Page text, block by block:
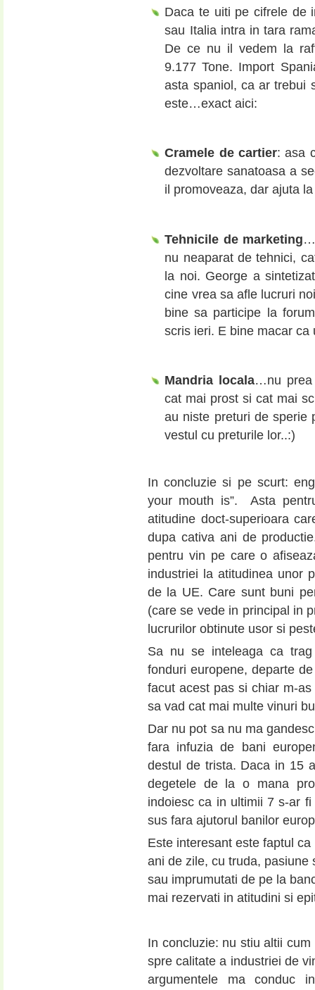
Daca te uiti pe cifrele de
sau Italia intra in tara
De ce nu il vedem la
9.177 Tone. Import
asta spaniol, ca ar trebui
este…exact aici:
Cramele de cartier: asa
dezvoltare sanatoasa a
il promoveaza, dar ajuta
Tehnicile de marketing
nu neaparat de tehnici,
la noi. George a
cine vrea sa afle lucruri
bine sa participe la
scris ieri. E bine macar
Mandria locala…nu prea
cat mai prost si cat mai
au niste preturi de sperie
vestul cu preturile lor..:)
In concluzie si pe scurt:
your mouth is”. Asta
atitudine doct-superioara
dupa cativa ani de
pentru vin pe care o
industriei la atitudinea unor
de la UE. Care sunt buni
(care se vede in principal in
lucrurilor obtinute usor si
Sa nu se inteleaga ca
fonduri europene, departe
facut acest pas si chiar m-
sa vad cat mai multe vinuri
Dar nu pot sa nu ma
fara infuzia de bani
destul de trista. Daca in 15
degetele de la o mana
indoiesc ca in ultimii 7 s-ar
sus fara ajutorul banilor
Este interesant este faptul
ani de zile, cu truda, pasiune
sau imprumutati de pe la
mai rezervati in atitudini si
In concluzie: nu stiu altii
spre calitate a industriei de
argumentele ma conduc